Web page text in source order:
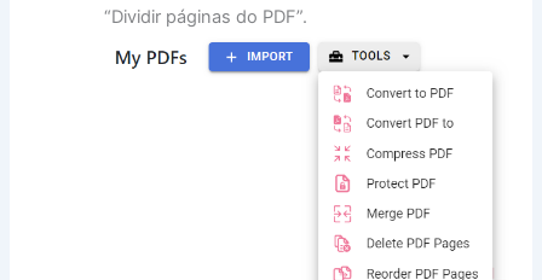
“Dividir páginas do PDF”.